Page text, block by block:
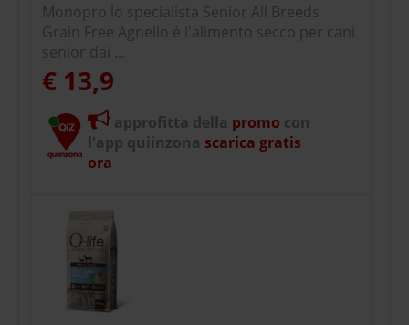
Monopro lo specialista Senior All Breeds
Grain Free Agnello è l'alimento secco per cani
senior dai ...
€ 13,9
approfitta della promo con
l'app quiinzona scarica gratis
ora